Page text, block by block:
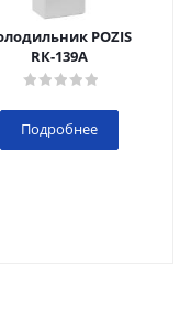
POZIS
RК-139А
Подробнее